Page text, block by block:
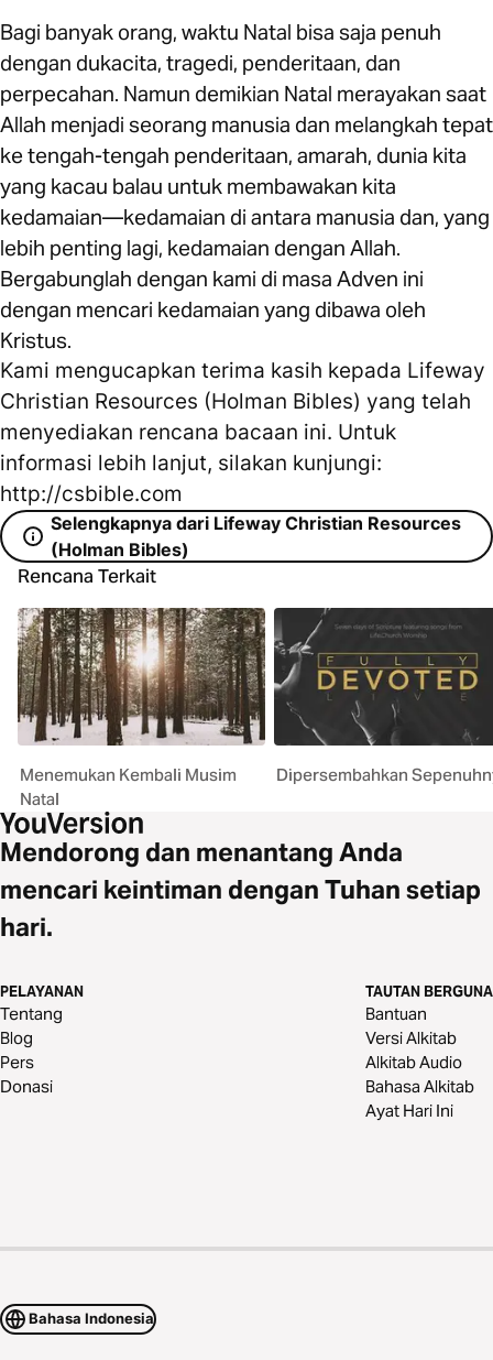
Bagi banyak orang, waktu Natal bisa saja penuh
dengan dukacita, tragedi, penderitaan, dan
perpecahan. Namun demikian Natal merayakan saat
Allah menjadi seorang manusia dan melangkah tepat
ke tengah-tengah penderitaan, amarah, dunia kita
yang kacau balau untuk membawakan kita
kedamaian—kedamaian di antara manusia dan, yang
lebih penting lagi, kedamaian dengan Allah.
Bergabunglah dengan kami di masa Adven ini
dengan mencari kedamaian yang dibawa oleh
Kristus.
Kami mengucapkan terima kasih kepada Lifeway
Christian Resources (Holman Bibles) yang telah
menyediakan rencana bacaan ini. Untuk
informasi lebih lanjut, silakan kunjungi:
http://csbible.com
Selengkapnya dari Lifeway Christian Resources
(Holman Bibles)
Rencana Terkait
Menemukan Kembali Musim
Natal
Dipersembahkan
Mendorong dan menantang Anda
mencari keintiman dengan Tuhan setiap
hari.
PELAYANAN
Tentang
Blog
Pers
Donasi
TAUTAN BERGUNA
Bantuan
Versi Alkitab
Alkitab Audio
Bahasa Alkitab
Ayat Hari Ini
Bahasa Indonesia